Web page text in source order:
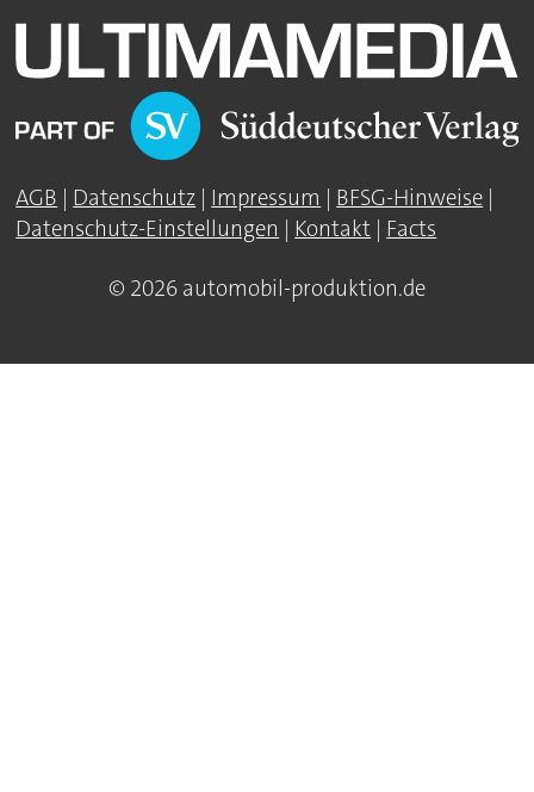
AGB | Datenschutz | Impressum | BFSG-Hinweise |
Datenschutz-Einstellungen | Kontakt | Facts
© 2026 automobil-produktion.de